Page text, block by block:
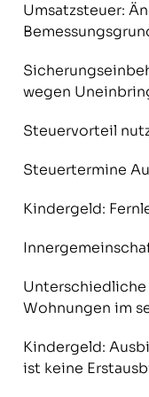
Umsatzsteuer:
wegen
Steuervorteil
Steuertermine
Kindergeld:
Unterschiedliche
Wohnungen im
Kindergeld:
ist keine